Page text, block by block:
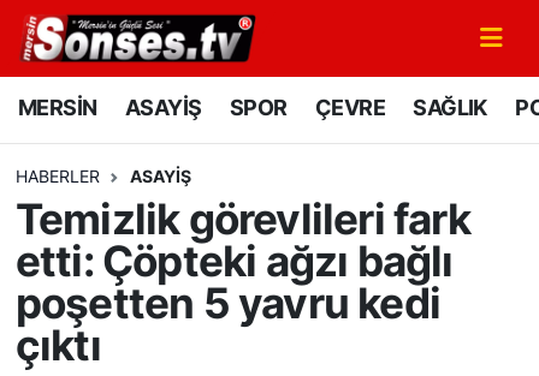
MERSİN ASAYİŞ SPOR ÇEVRE SAĞLIK
HABERLER ASAYİŞ
Temizlik görevlileri fark
etti: Çöpteki ağzı bağlı
poşetten 5 yavru kedi
çıktı
MERSİN
SPOR
GÜNÜN MANŞETİ
DÜNYA
Mersin Nöbetçi Eczaneler
Mersin Namaz Vakitleri
Mersin Trafik Yoğunluk Haritası
Süper Lig Puan Durumu ve Fikstür